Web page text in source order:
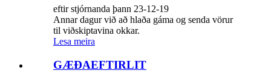
eftir stjórnanda þann 23-12-19
Annar dagur við að hlaða gáma og senda vörur
til viðskiptavina okkar.
Lesa meira
GÆÐAEFTIRLIT